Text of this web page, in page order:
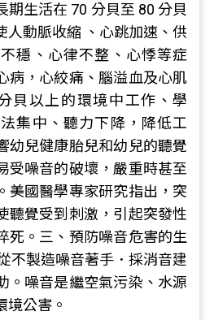
期生活在 70 分貝至 80 分貝
人動脈收縮 、心跳加速、供
穩、心律不整、心悸等症
病，心絞痛、腦溢血及心肌
貝以上的環境中工作、學
集中、聽力下降，降低工
幼兒健康胎兒和幼兒的聽覺
受噪音的破壞，嚴重時甚至
美國醫學專家研究指出，突
聽覺受到刺激，引起突發性
死。三、預防噪音危害的生
不製造噪音著手．採消音建
。噪音是繼空氣污染、水源
境公害。